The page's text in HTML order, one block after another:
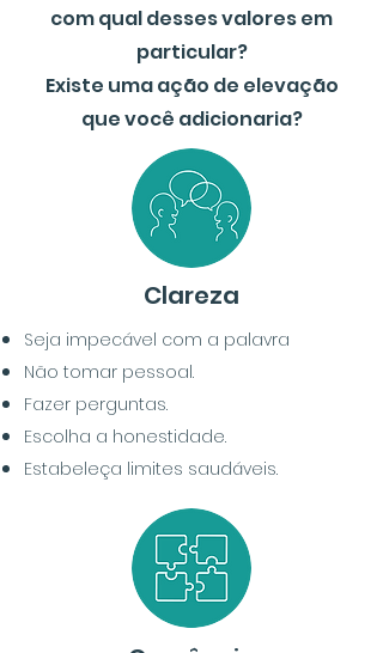
com qual desses valores em
particular?
Existe uma ação de elevação
que você adicionaria?
Clareza
Seja impecável com a palavra
Não tomar pessoal.
Fazer perguntas.
Escolha a honestidade.
Estabeleça limites saudáveis.